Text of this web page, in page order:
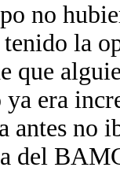
no
la
que
era
antes no
del